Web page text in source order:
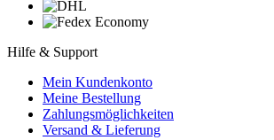
Hilfe & Support
Mein Kundenkonto
Meine Bestellung
Zahlungsmöglichkeiten
Versand & Lieferung